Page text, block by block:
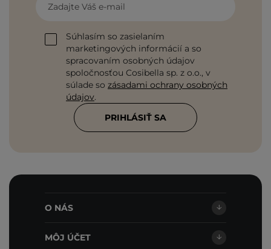
Zadajte Váš e-mail
Súhlasím so zasielaním
marketingových informácií a so
spracovaním osobných údajov
spoločnosťou Cosibella sp. z o.o., v
súlade so zásadami ochrany osobných
údajov.
PRIHLÁSIŤ SA
O NÁS
MÔJ ÚČET